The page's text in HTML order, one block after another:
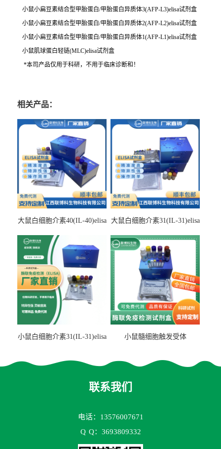
小鼠小扁豆素结合型甲胎蛋白/甲胎蛋白异质体3(AFP-L3)elisa试剂盒
小鼠小扁豆素结合型甲胎蛋白/甲胎蛋白异质体2(AFP-L2)elisa试剂盒
小鼠小扁豆素结合型甲胎蛋白/甲胎蛋白异质体1(AFP-L1)elisa试剂盒
小鼠肌球蛋白轻链(MLC)elisa试剂盒
*本司产品仅用于科研，不用于临床诊断和！
相关产品：
大鼠白细胞介素40(IL-40)elisa
大鼠白细胞介素31(IL-31)elisa
小鼠白细胞介素31(IL-31)elisa
小鼠髓细胞触发受体
联系我们
电话：13576007671
Q Q：3693809332